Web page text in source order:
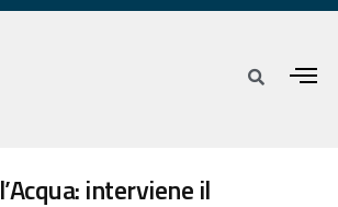
interviene il